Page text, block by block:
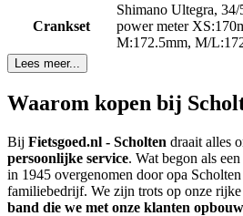
Crankset
Shimano Ultegra,
power meter
M:172.5mm, M/
Lees meer...
Waarom kopen bij
Bij Fietsgoed.nl - Scholten draait alles
persoonlijke service. Wat begon als
in 1945 overgenomen door opa
familiebedrijf. We zijn trots op onze rijke
band die we met onze klanten